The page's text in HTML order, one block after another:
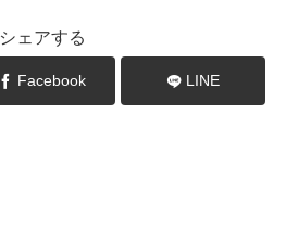
シェアする
Facebook LINE